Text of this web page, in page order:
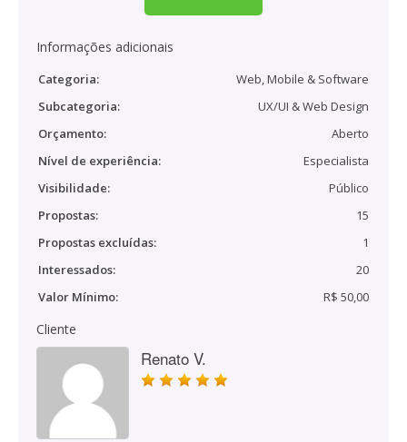
Informações adicionais
Categoria:
Web, Mobile & Software
Subcategoria:
UX/UI & Web Design
Orçamento:
Aberto
Nível de experiência:
Especialista
Visibilidade:
Público
Propostas:
15
Propostas excluídas:
1
Interessados:
20
Valor Mínimo:
R$ 50,00
Cliente
Renato V.